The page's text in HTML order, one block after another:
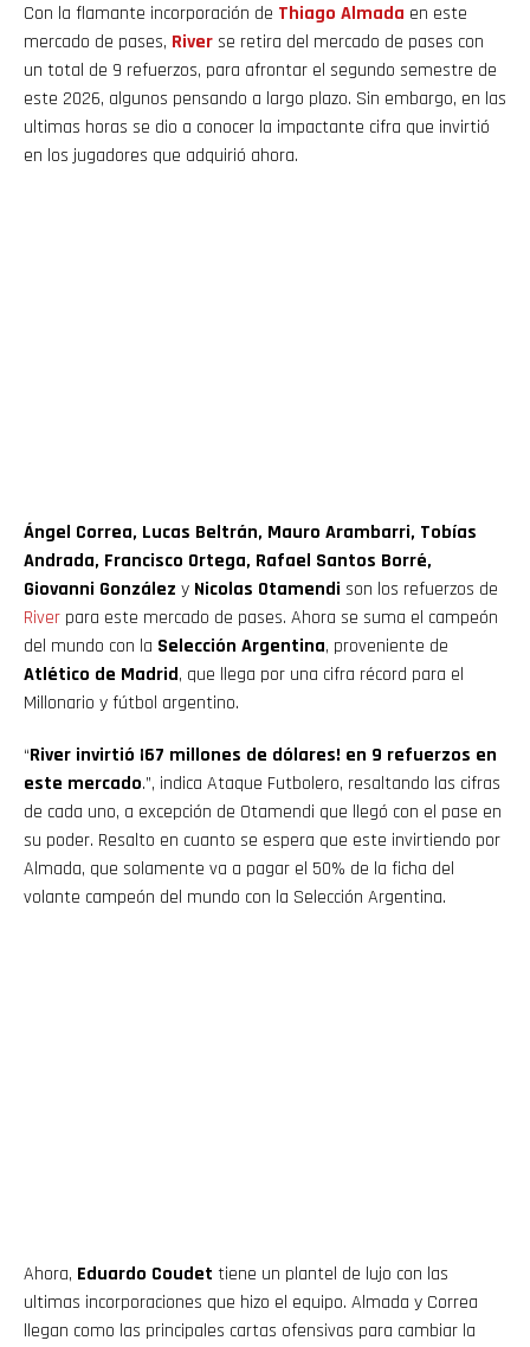
Con la flamante incorporación de Thiago Almada en este
mercado de pases, Riverse retira del mercado de pases con
un total de 9 refuerzos, para afrontar el segundo semestre de
este 2026, algunos pensando a largo plazo. Sin embargo, en las
ultimas horas se dio a conocer la impactante cifra que invirtió
en los jugadores que adquirió ahora.
Ángel Correa, Lucas Beltrán, Mauro Arambarri, Tobías
Andrada, Francisco Ortega, Rafael Santos Borré,
Giovanni González y Nicolas Otamendi son los refuerzos de
River para este mercado de pases. Ahora se suma el campeón
del mundo con la Selección Argentina, proveniente de
Atlético de Madrid, que llega por una cifra récord para el
Millonario y fútbol argentino.
“River invirtió ¡67 millones de dólares! en 9 refuerzos en
este mercado.”, indica Ataque Futbolero, resaltando las cifras
de cada uno, a excepción de Otamendi que llegó con el pase en
su poder. Resalto en cuanto se espera que este invirtiendo por
Almada, que solamente va a pagar el 50% de la ficha del
volante campeón del mundo con la Selección Argentina.
Ahora, Eduardo Coudet tiene un plantel de lujo con las
ultimas incorporaciones que hizo el equipo. Almada y Correa
llegan como las principales cartas ofensivas para cambiar la